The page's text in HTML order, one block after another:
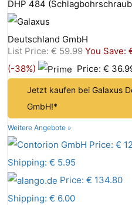
DHP 484
List Price: € 59.99 You Save:
(-38%)
Price: €
Jetzt kaufen bei Galaxus
GmbH!*
Weitere Angebote »
Price: €
Shipping: € 5.95
Price: € 134.80
Shipping: € 6.00